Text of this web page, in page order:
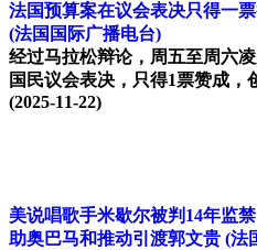
法国预算案在议会表决只得一
(法国国际广播电台)
经过马拉松辩论，周五至周六
国民议会表决，只得1票赞成，
(2025-11-22)
美说唱歌手米歇尔被判14年监
助奥巴马和推动引渡郭文贵 (法